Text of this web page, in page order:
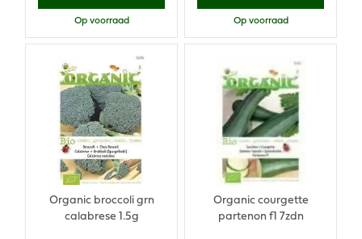
Op voorraad Op voorraad
Organic broccoli grn
calabrese 1.5g
Organic courgette
partenon f1 7zdn